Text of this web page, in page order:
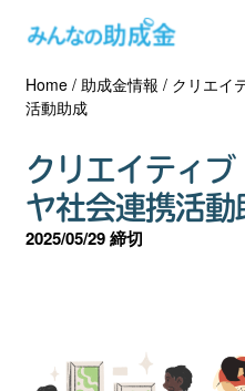
助成金を探す
士業の方へ
助成金コラム
Home/ 助成金情報 / クリエイ
活動助成
クリエイティ
ヤ社会連携活動
2025/05/29 締切